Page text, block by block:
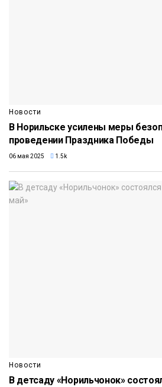
Новости
В Норильске усилены меры
проведении Праздника Победы
06 мая 2025 1.5k
Новости
В детсаду «Норильчонок»